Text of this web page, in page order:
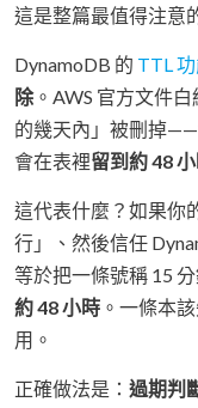
這是整篇最值得注意
DynamoDB 的 TTL
除。AWS 官方文件
的幾天內」被刪掉
會在表裡留到約 48
這代表什麼？如果你
行」、然後信任
等於把一條號稱 15
約 48 小時 。一條本
用。
正確做法是： 過期判